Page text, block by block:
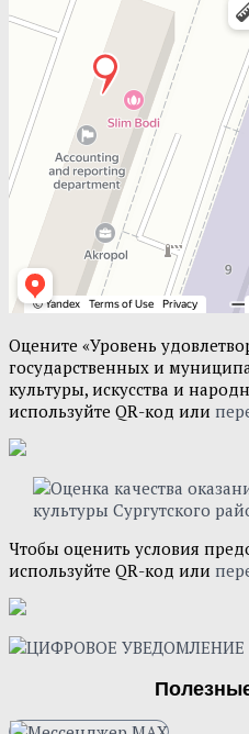
Оцените «Уровень
государственных и
культуры, искусства и
используйте QR-код или
Чтобы оценить условия
используйте QR-код или